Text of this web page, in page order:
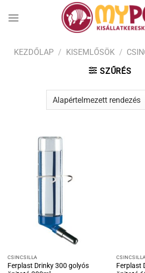
KEZDŐLAP / KISEMLŐSÖK /
SZŰRÉS
CSINCSILLA
Ferplast Drinky 300 golyós
CSINCSILLA
Ferplast